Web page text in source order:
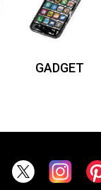
GADGET